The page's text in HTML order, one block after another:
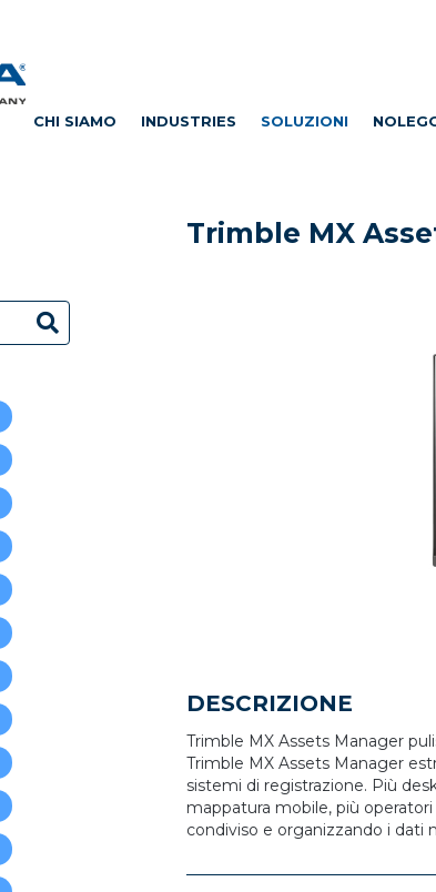
CHI SIAMO INDUSTRIES SOLUZIONI
Trimble MX
DESCRIZIONE
Trimble MX Assets Manager
Trimble MX Assets Manager
sistemi di registrazione. Più
mappatura mobile, più
condiviso e organizzando i dati